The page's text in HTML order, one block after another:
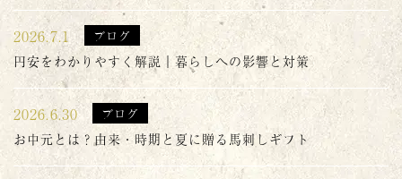
2026.7.1 ブログ
円安をわかりやすく解説｜暮らしへの影響と対策
2026.6.30 ブログ
お中元とは？由来・時期と夏に贈る馬刺しギフト